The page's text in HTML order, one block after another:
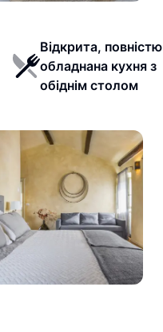
Відкрита, повністю
обладнана кухня з
обіднім столом